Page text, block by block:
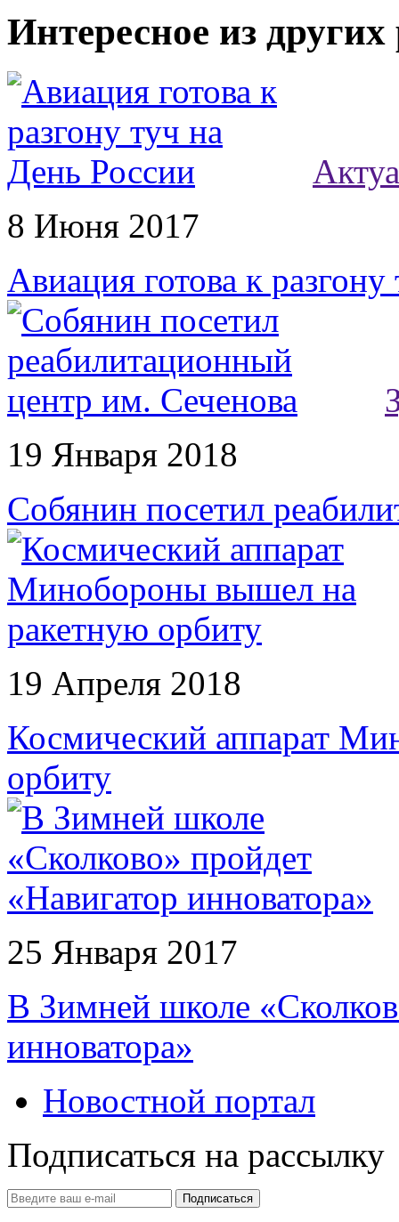
Интересное из
8 Июня 2017
Авиация готова к
19 Января 2018
Собянин посетил
19 Апреля 2018
Космический аппарат
орбиту
25 Января 2017
В Зимней школе
инноватора»
Новостной портал
Подписаться на рассылку